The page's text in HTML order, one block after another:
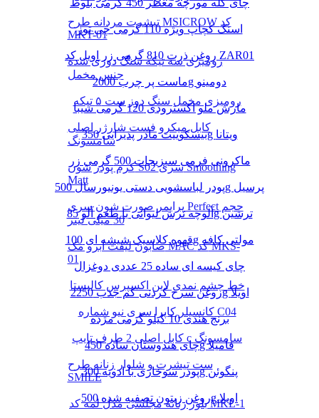
تیشرت مردانه طرح MSICROW کد
MKT-01
رومیزی سه تیکه سنگ دوزی شده
جنس مخمل
رومیزی مخمل سنگ دوز ست ۵ تیکه
کابل میکرو فست شارژر اصلی
سامسونگ
کرم پودر شون S02 سری Smoothing
Matt
پرایمر صورت شون سری Perfect حجم
30 میلی لیتر
صابون لیفت ابرو مک MAC کد MKS-
01
خط چشم نمدی لاین اکسپرس کالیستا
کانسیلر کاپرا سری نیو شماره C04
کابل اصلی 2 طرف تایپ c سامسونگ
ست تیشرت و شلوار زنانه طرح
SMILE
بلوز زنانه مجلسی مدل لمه کد MKL-1
چای کله مورچه معطر 450 گرمی بلوط
اسنک کچاپ ویژه 110 گرمی چی توز
روغن ذرت 810 گرمی زر اویل کد ZAR01
ماست پر چرب 2000g دومینو
مارش ملو اکسترودی 120 گرمی شیبا
بیسکوییت مادر پذیرایی 350g ویتانا
ماکرونی فرمی سبزیجات 500 گرمی زر
پودر لباسشویی دستی یونیورسال 500g پرسیل
آلوچه ترش لیوانی با طعم آلو 85g ترشین
قهوه کلاسیک شیشه ای 100g مولتی کافه
چای کیسه ای ساده 25 عددی دوغزال
روغن سرخ کردنی کم جذب 2250g اویلا
برنج هندی 10 کیلو گرمی مژده
چای هندوستان ساده 450g فامیلا
پودر سوخاری با ادویه 300g پنگوئن
روغن زیتون تصفیه شده 500g اویلا